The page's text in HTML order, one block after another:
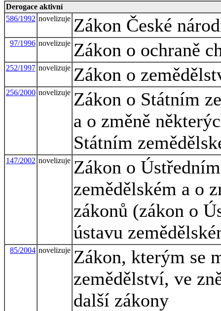
Derogace aktivní
586/1992 novelizuje Zákon České
97/1996 novelizuje Zákon o ochraně
252/1997 novelizuje Zákon o
256/2000 novelizuje Zákon o Státním
a o změně
Státním
147/2002 novelizuje Zákon o
zemědělském a o
zákonů (zákon o
ústavu
85/2004 novelizuje Zákon, kterým se
zemědělství, ve
další zákony